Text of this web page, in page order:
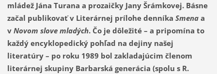
mládež Jána Turana a prozaičky Jany Šrámkovej. Básne
začal publikovať v Literárnej prílohe denníka Smena a
v Novom slove mladých. Čo je dôležité – a pripomína to
každý encyklopedický pohľad na dejiny našej
literatúry – po roku 1989 bol zakladajúcim členom
literárnej skupiny Barbarská generácia (spolu s R.